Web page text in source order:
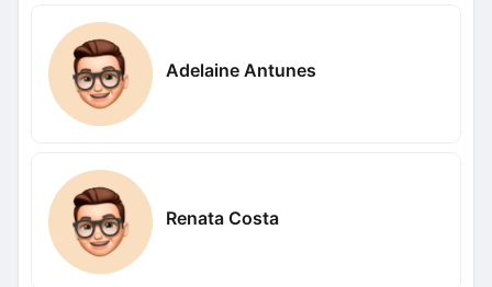
Adelaine Antunes
Renata Costa